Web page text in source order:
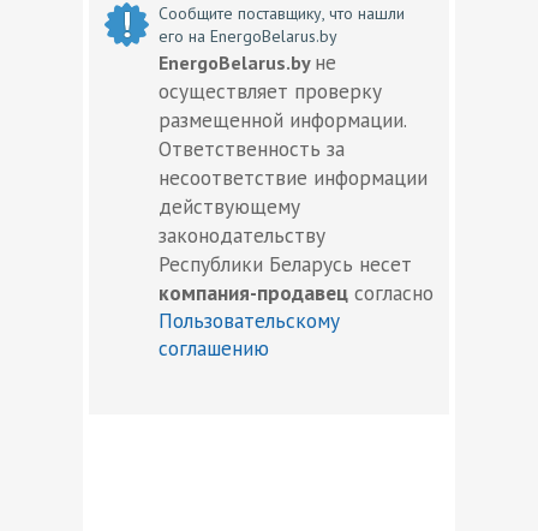
Сообщите поставщику, что нашли
его на EnergoBelarus.by
EnergoBelarus.by не
осуществляет проверку
размещенной информации.
Ответственность за
несоответствие информации
действующему
законодательству
Республики Беларусь несет
компания-продавец согласно
Пользовательскому
соглашению